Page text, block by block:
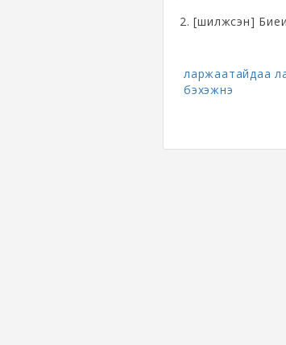
2. [шилжсэн]
ларжаатайдаа
бэхэжнэ